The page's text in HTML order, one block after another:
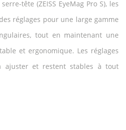
tête (ZEISS EyeMag Pro S), les
réglages pour une large gamme
tout en maintenant une
et ergonomique. Les réglages
ajuster et restent stables à tout